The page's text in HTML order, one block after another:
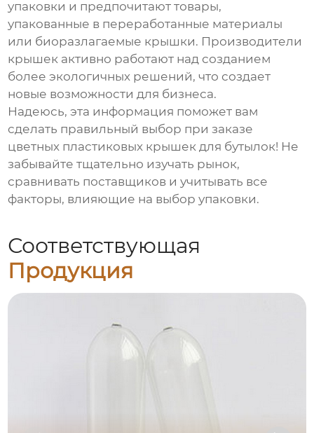
упаковки и предпочитают товары,
упакованные в переработанные материалы
или биоразлагаемые крышки. Производители
крышек активно работают над созданием
более экологичных решений, что создает
новые возможности для бизнеса.
Надеюсь, эта информация поможет вам
сделать правильный выбор при заказе
цветных пластиковых крышек для бутылок! Не
забывайте тщательно изучать рынок,
сравнивать поставщиков и учитывать все
факторы, влияющие на выбор упаковки.
Соответствующая
Продукция